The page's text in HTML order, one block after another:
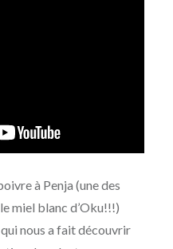
à Penja (une des
miel blanc d’Oku!!!)
nous a fait découvrir